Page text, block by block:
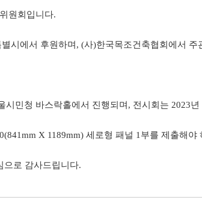
원회입니다.
시에서 후원하며, (사)한국목조건축협회에서
시민청 바스락홀에서 진행되며, 전시회는 2023
X 1189mm) 세로형 패널 1부를 제출해야
으로 감사드립니다.